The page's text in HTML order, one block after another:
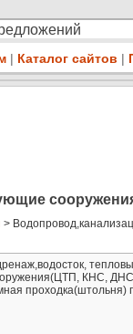
| Каталог сайтов |
>
КНС,
проходка(штольня)